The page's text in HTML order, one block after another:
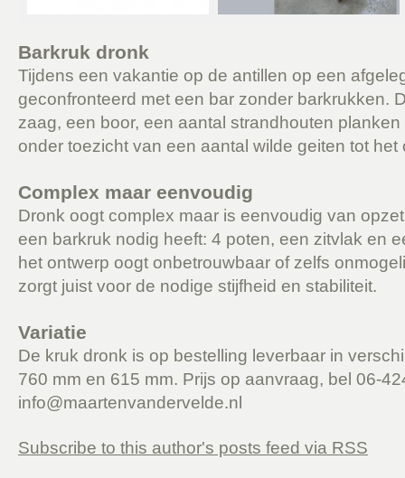
Barkruk dronk
Tijdens een vakantie op de antillen op een
geconfronteerd met een bar zonder barkrukken.
zaag, een boor, een aantal strandhouten
onder toezicht van een aantal wilde geiten tot het
Complex maar eenvoudig
Dronk oogt complex maar is eenvoudig van
een barkruk nodig heeft: 4 poten, een zitvlak en
het ontwerp oogt onbetrouwbaar of zelfs
zorgt juist voor de nodige stijfheid en stabiliteit.
Variatie
De kruk dronk is op bestelling leverbaar in
760 mm en 615 mm. Prijs op aanvraag, bel 06-
info@maartenvandervelde.nl
Subscribe to this author's posts feed via RSS